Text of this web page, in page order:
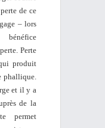
de ce
– lors
Perte
produit
phallique.
et il y a
de la
permet